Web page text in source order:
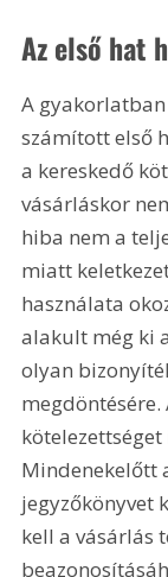
Az első hat
A
számított első
a kereskedő
vásárláskor
hiba nem a
miatt
használata
alakult még ki
olyan
Mindenekelőtt
jegyzőkönyvet
kell a vásárlás